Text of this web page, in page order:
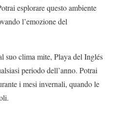
esplorare questo ambiente
l’emozione del
suo clima mite, Playa del Inglés
periodo dell’anno. Potrai
i mesi invernali, quando le